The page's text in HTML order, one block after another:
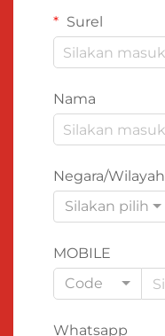
Surel
Nama
Negara/Wilayah
Silakan pilih
MOBILE
Code
Whatsapp